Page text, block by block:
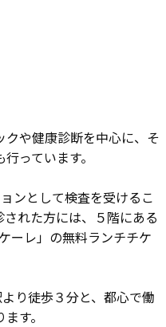
や健康診断を中心に、そ
っています。
ンとして検査を受けるこ
れた方には、５階にある
ーレ」の無料ランチチケ
り徒歩３分と、都心で働
す。